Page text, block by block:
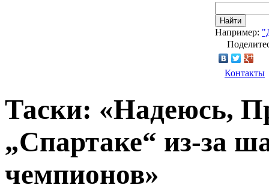
Найти
Например:
Контакты
Таски: «Надеюсь,
„Спартаке“ из-за
чемпионов»